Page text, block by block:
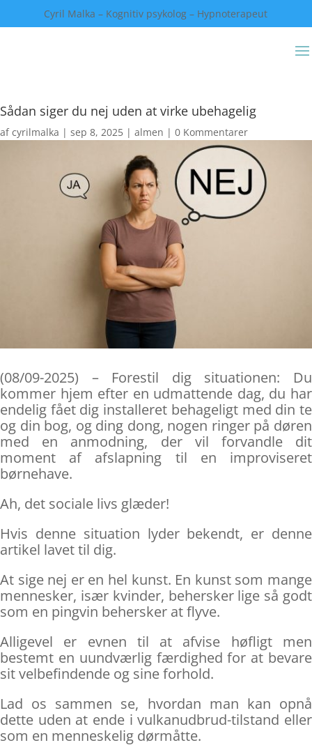
Cyril Malka – Kognitiv psykolog – Hypnoterapeut
Sådan siger du nej uden at virke ubehagelig
afcyrilmalka | sep 8, 2025 | almen | 0 Kommentarer
(08/09-2025) – Forestil dig situationen: Du
kommer hjem efter en udmattende dag, du har
endelig fået dig installeret behageligt med din te
og din bog, og ding dong, nogen ringer på døren
med en anmodning, der vil forvandle dit
moment af afslapning til en improviseret
børnehave.
Ah, det sociale livs glæder!
Hvis denne situation lyder bekendt, er denne
artikel lavet til dig.
At sige nej er en hel kunst. En kunst som mange
mennesker, især kvinder, behersker lige så godt
som en pingvin behersker at flyve.
Alligevel er evnen til at afvise høfligt men
bestemt en uundværlig færdighed for at bevare
sit velbefindende og sine forhold.
Lad os sammen se, hvordan man kan opnå
dette uden at ende i vulkanudbrud-tilstand eller
som en menneskelig dørmåtte.